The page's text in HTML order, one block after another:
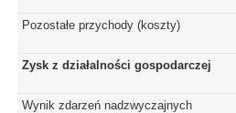
Pozostałe przychody (koszty)
Zysk z działalności gospodarczej
Wynik zdarzeń nadzwyczajnych